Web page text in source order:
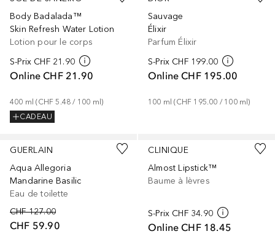
Body Badalada™
Skin Refresh Water Lotion
Lotion pour le corps
S-Prix CHF 21.90
Online CHF 21.90
400 ml (CHF 5.48 / 100 ml)
CADEAU
Sauvage
Élixir
Parfum Élixir
S-Prix CHF 199.00
Online CHF 195.00
100 ml (CHF 195.00 / 100 ml)
GUERLAIN
Aqua Allegoria
Mandarine Basilic
Eau de toilette
CHF 127.00
CHF 59.90
CLINIQUE
Almost Lipstick™
Baume à lèvres
S-Prix CHF 34.90
Online CHF 18.45